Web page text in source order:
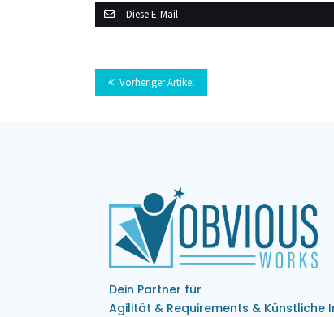
Diese E-Mail
Vorheriger Artikel
Dein Partner für
Agilität & Requirements & Künstliche